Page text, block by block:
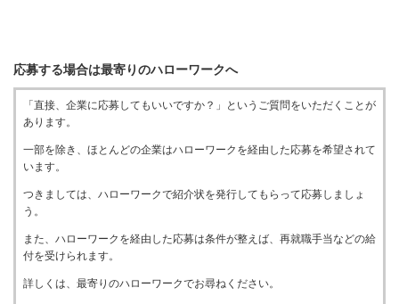
応募する場合は最寄りのハローワークへ
「直接、企業に応募してもいいですか？」というご質問をいただくことが
あります。
一部を除き、ほとんどの企業はハローワークを経由した応募を希望されて
います。
つきましては、ハローワークで紹介状を発行してもらって応募しましょ
う。
また、ハローワークを経由した応募は条件が整えば、再就職手当などの給
付を受けられます。
詳しくは、最寄りのハローワークでお尋ねください。